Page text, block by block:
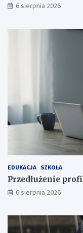
6 sierpnia 2026
EDUKACJA SZKOŁA
Przedłużenie
6 sierpnia 2026